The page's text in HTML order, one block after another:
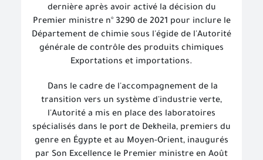
dernière après avoir activé la décision du
Premier ministre n° 3290 de 2021 pour inclure le
Département de chimie sous l'égide de l'Autorité
générale de contrôle des produits chimiques
Exportations et importations.
Dans le cadre de l'accompagnement de la
transition vers un système d'industrie verte,
l'Autorité a mis en place des laboratoires
spécialisés dans le port de Dekheila, premiers du
genre en Égypte et au Moyen-Orient, inaugurés
par Son Excellence le Premier ministre en Août